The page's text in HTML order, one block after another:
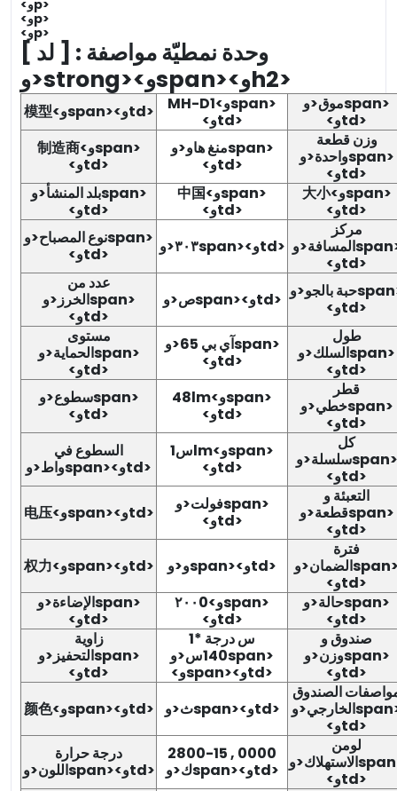
<وp>
<وp>
<وp>
[ لد ] وحدة نمطيّة مواصفة :
<وstrong><وspan><وh2>
模型<وspan><وtd>
MH-D1<وspan>
<وtd>
موق<وspan>
<وtd>
制造商<وspan>
<وtd>
منغ هاو<وspan>
<وtd>
وزن قطعة
واحدة<وspan>
<وtd>
بلد المنشأ<وspan>
<وtd>
中国<وspan>
<وtd>
大小<وspan>
<وtd>
نوع المصباح<وspan>
<وtd>
٣٠٣<وspan><وtd>
مركز
المسافة<وspan>
<وtd>
عدد من
الخرز<وspan>
<وtd>
ص<وspan><وtd> حبة بالجو<وspan>
<وtd>
مستوى
الحماية<وspan>
<وtd>
آي بي 65<وspan>
<وtd>
طول
السلك<وspan>
<وtd>
سطوع<وspan>
<وtd>
48lm<وspan>
<وtd>
قطر
خطي<وspan>
<وtd>
السطوع في
واط<وspan><وtd>
1سlm<وspan>
<وtd>
كل
سلسلة<وspan>
<وtd>
电压<وspan><وtd>
فولت<وspan>
<وtd>
التعبئة و
قطعة<وspan>
<وtd>
权力<وspan><وtd>
و<وspan><وtd>
فترة
الضمان<وspan>
<وtd>
الإضاءة<وspan>
<وtd>
٢٠٠0<وspan>
<وtd>
حالة<وspan>
<وtd>
زاوية
التحفيز<وspan>
<وtd>
1س درجة *
140س<وspan>
<وspan><وtd>
صندوق و
وزن<وspan>
<وtd>
颜色<وspan><وtd>
ث<وspan><وtd>
الصندوق
الخارجي<وspan>
<وtd>
درجة حرارة
اللون<وspan><وtd>
2800-15 , 0000
ك<وspan><وtd>
لومن
الاستهلاك<وspan>
<وtd>